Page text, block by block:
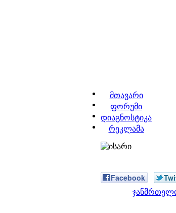
მთავარი
ფორუმი
დიაგნოსტიკა
რეკლამა
Facebook